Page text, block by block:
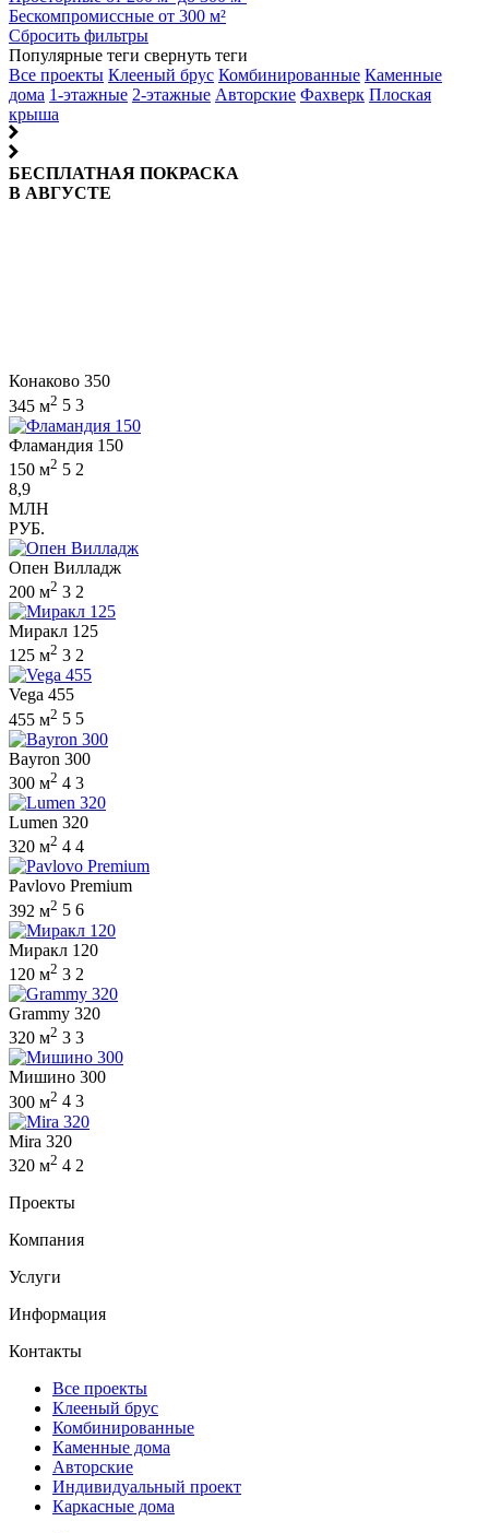
Бескомпромиссные от 300 м²
Сбросить фильтры
Популярные теги свернуть теги
Все проекты Клееный брус Комбинированные Каменные
дома 1-этажные 2-этажные Авторские Фахверк Плоская
крыша
БЕСПЛАТНАЯ ПОКРАСКА
В АВГУСТЕ
Конаково 350
345 м2 5 3
Фламандия 150
150 м2 5 2
8,9
МЛН
РУБ.
Опен Вилладж
200 м2 3 2
Миракл 125
125 м2 3 2
Vega 455
455 м2 5 5
Bayron 300
300 м2 4 3
Lumen 320
320 м2 4 4
Pavlovo Premium
392 м2 5 6
Миракл 120
120 м2 3 2
Grammy 320
320 м2 3 3
Мишино 300
300 м2 4 3
Mira 320
320 м2 4 2
Проекты
Компания
Услуги
Информация
Контакты
Все проекты
Клееный брус
Комбинированные
Каменные дома
Авторские
Индивидуальный проект
Каркасные дома